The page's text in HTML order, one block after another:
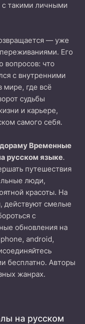
с такими личными
— уже
Его
вопросов: что
с внутренними
мире, где всё
судьбы
и карьере,
самого себя.
Временные
русском языке.
путешествия
люди,
красоты. На
действуют смелые
с
обновления на
android,
бесплатно. Авторы
жанрах.
на русском